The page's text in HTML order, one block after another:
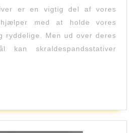
Dekorativt
–
er en vigtig del af vores
med at holde vores
ryddelige. Men ud over deres
kan skraldespandsstativer